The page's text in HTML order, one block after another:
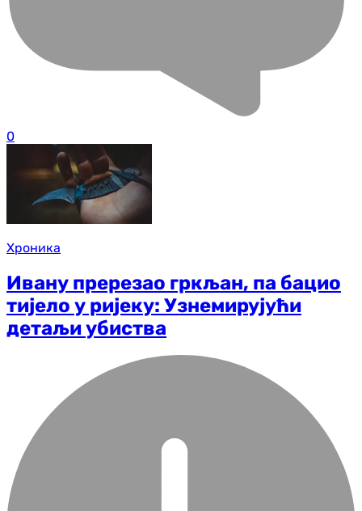
0
Хроника
Ивану пререзао гркљан, па бацио
тијело у ријеку: Узнемирујући
детаљи убиства